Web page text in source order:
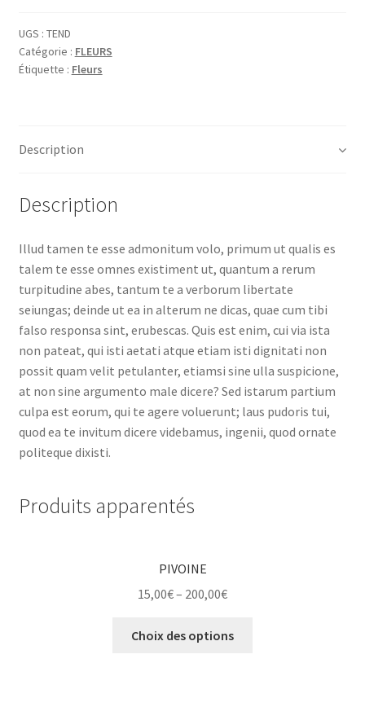
UGS : TEND
Catégorie : FLEURS
Étiquette : Fleurs
Description
Description
Illud tamen te esse admonitum volo, primum ut qualis es
talem te esse omnes existiment ut, quantum a rerum
turpitudine abes, tantum te a verborum libertate
seiungas; deinde ut ea in alterum ne dicas, quae cum tibi
falso responsa sint, erubescas. Quis est enim, cui via ista
non pateat, qui isti aetati atque etiam isti dignitati non
possit quam velit petulanter, etiamsi sine ulla suspicione,
at non sine argumento male dicere? Sed istarum partium
culpa est eorum, qui te agere voluerunt; laus pudoris tui,
quod ea te invitum dicere videbamus, ingenii, quod ornate
politeque dixisti.
Produits apparentés
PIVOINE
15,00€– 200,00€
Choix des options